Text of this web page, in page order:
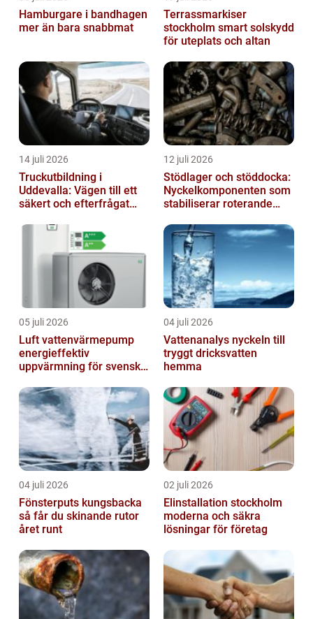
Hamburgare i bandhagen
mer än bara snabbmat
Terrassmarkiser
stockholm smart solskydd
för uteplats och altan
14 juli 2026
Truckutbildning i
Uddevalla: Vägen till ett
säkert och efterfrågat
12 juli 2026
Stödlager och stöddocka:
Nyckelkomponenten som
stabiliserar roterande
05 juli 2026
Luft vattenvärmepump
energieffektiv
uppvärmning för svenska
04 juli 2026
Vattenanalys nyckeln till
tryggt dricksvatten
hemma
04 juli 2026
Fönsterputs kungsbacka
så får du skinande rutor
året runt
02 juli 2026
Elinstallation stockholm
moderna och säkra
lösningar för företag